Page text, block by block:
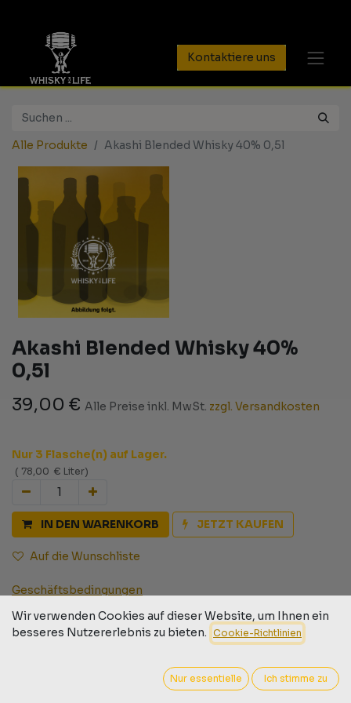
Kontaktiere uns
Alle Produkte Akashi Blended Whisky 40% 0,5l
Akashi Blended Whisky 40%
0,5l
39,00 € Alle Preise inkl. MwSt. zzgl. Versandkosten
Nur 3 Flasche(n) auf Lager.
( 78,00 € Liter)
IN DEN WARENKORB JETZT KAUFEN
Auf die Wunschliste
Geschäftsbedingungen
Versand: 2-3 Geschäftstage
Wir verwenden Cookies auf dieser Website, um Ihnen ein
besseres Nutzererlebnis zu bieten. Cookie-Richtlinien
Nur essentielle Ich stimme zu